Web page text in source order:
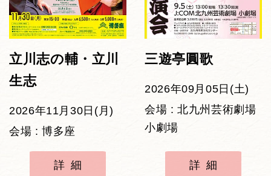
立川志の輔・立川
生志
2026年11月30日(月)
会場 : 博多座
詳細
三遊亭圓歌
2026年09月05日(土)
会場 : 北九州芸術劇場
小劇場
詳細